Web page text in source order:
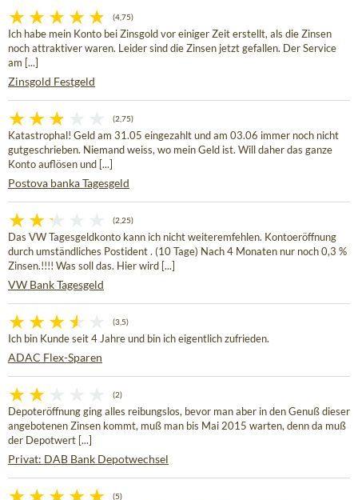
(4,75)
Ich habe mein Konto bei Zinsgold vor einiger Zeit erstellt, als die Zinsen
noch attraktiver waren. Leider sind die Zinsen jetzt gefallen. Der Service
am [...]
Zinsgold Festgeld
(2,75)
Katastrophal! Geld am 31.05 eingezahlt und am 03.06 immer noch nicht
gutgeschrieben. Niemand weiss, wo mein Geld ist. Will daher das ganze
Konto auflösen und [...]
Postova banka Tagesgeld
(2,25)
Das VW Tagesgeldkonto kann ich nicht weiteremfehlen. Kontoeröffnung
durch umständliches Postident . (10 Tage) Nach 4 Monaten nur noch 0,3 %
Zinsen.!!!! Was soll das. Hier wird [...]
VW Bank Tagesgeld
(3,5)
Ich bin Kunde seit 4 Jahre und bin ich eigentlich zufrieden.
ADAC Flex-Sparen
(2)
Depoteröffnung ging alles reibungslos, bevor man aber in den Genuß dieser
angebotenen Zinsen kommt, muß man bis Mai 2015 warten, denn da muß
der Depotwert [...]
Privat: DAB Bank Depotwechsel
(5)